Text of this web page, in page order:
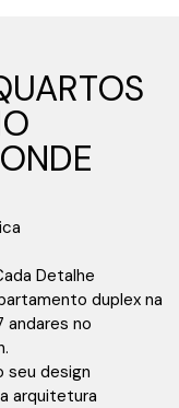
Detalhe
duplex na
andares no
seu design
arquitetura